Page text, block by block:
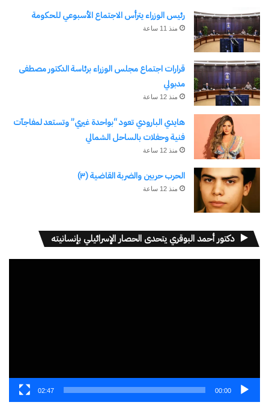
وزير الدفاع يشهد حفل تخرج
دورات جديدة من دارسي
الأكاديمية العسكرية للدراسات
العليا والاستراتيجية
في "تقارير"
الفريق/ أحمد خليفة يشهد تخرج
دورات جديدة من دارسى
في "الأخبار News"
وزير الدفاع والإنتاج الحربى
الأكاديمية العسكرية للدراسات
العليا والإستراتيجية
كتابة بريدك الإلكتروني...
اشتراك
رئيس الوزراء يترأس الاجتماع الأسبوعي للحكومة
منذ 11 ساعة
قرارات اجتماع مجلس الوزراء برئاسة الدكتور مصطفى
مدبولي
منذ 12 ساعة
هايدي البارودي تعود “بواحدة غيري” وتستعد لمفاجآت
فنية وحفلات بالساحل الشمالي
منذ 12 ساعة
الحرب حربين والضربة القاضية (٣)
منذ 12 ساعة
دكتور أحمد البوقري يتحدى الحصار الإسرائيلي بإنسانيته
00:00
02:47